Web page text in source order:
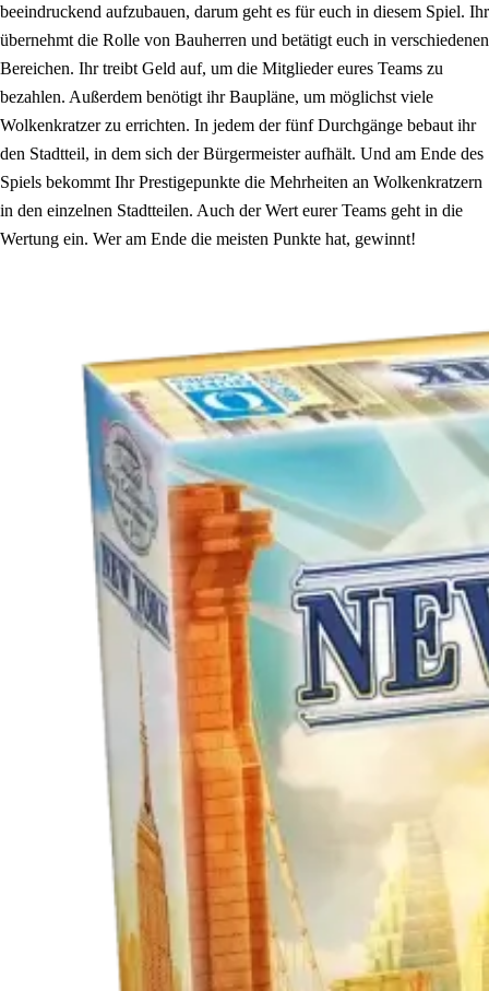
beeindruckend aufzubauen, darum geht es für euch in diesem Spiel. Ihr
übernehmt die Rolle von Bauherren und betätigt euch in verschiedenen
Bereichen. Ihr treibt Geld auf, um die Mitglieder eures Teams zu
bezahlen. Außerdem benötigt ihr Baupläne, um möglichst viele
Wolkenkratzer zu errichten. In jedem der fünf Durchgänge bebaut ihr
den Stadtteil, in dem sich der Bürgermeister aufhält. Und am Ende des
Spiels bekommt Ihr Prestigepunkte die Mehrheiten an Wolkenkratzern
in den einzelnen Stadtteilen. Auch der Wert eurer Teams geht in die
Wertung ein. Wer am Ende die meisten Punkte hat, gewinnt!